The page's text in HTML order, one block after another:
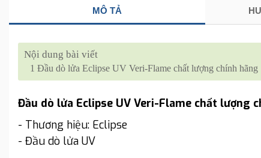
MÔ TẢ
Nội dung bài viết
1 Đầu dò lửa Eclipse UV Veri-Flame chất lượng chính hãng
Đầu dò lửa Eclipse UV Veri-Flame chất lượng
- Thương hiệu: Eclipse
- Đầu dò lửa UV